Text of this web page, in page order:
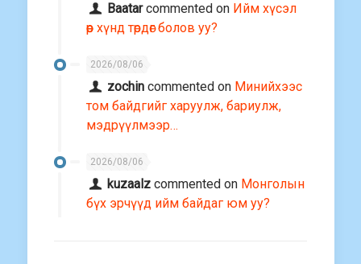
Baatarcommented on Ийм хүсэл
өөр хүнд төрдөг болов уу?
2026/08/06
zochin commented on Минийхээс
том байдгийг харуулж, бариулж,
мэдрүүлмээр…
2026/08/06
kuzaalz commented on Монголын
бүх эрчүүд ийм байдаг юм уу?